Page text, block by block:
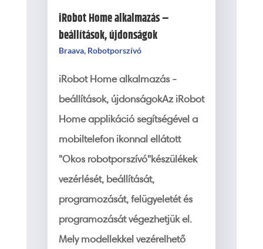
iRobot Home alkalmazás –
beállítások, újdonságok
Braava, Robotporszívó
iRobot Home alkalmazás -
beállítások, újdonságokAz iRobot
Home applikáció segítségével a
mobiltelefon ikonnal ellátott
"Okos robotporszívó"készülékek
vezérlését, beállítását,
programozását, felügyeletét és
programozását végezhetjük el.
Mely modellekkel vezérelhető